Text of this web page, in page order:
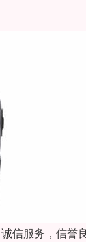
信服务，信誉